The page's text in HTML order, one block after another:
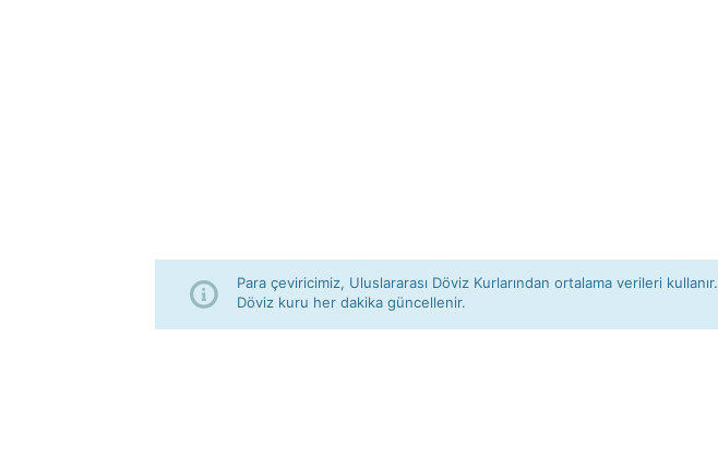
Para çeviricimiz, Uluslararası Döviz Kurlarından ortalama verileri kullanır.
Döviz kuru her dakika güncellenir.